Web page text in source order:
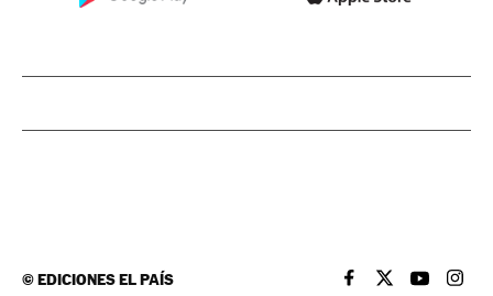
©EDICIONES EL PAÍS EL PAÍS BRASIL EN
EL PAÍSEL PAÍS
EL